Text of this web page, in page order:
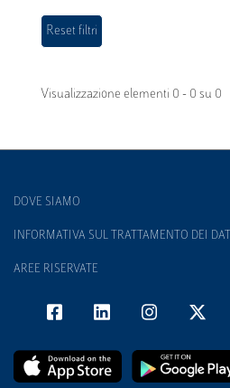
Visualizzazione elementi 0 - 0 su 0
DOVE SIAMO
INFORMATIVA SUL TRATTAMENTO DEI DATI
AREE RISERVATE